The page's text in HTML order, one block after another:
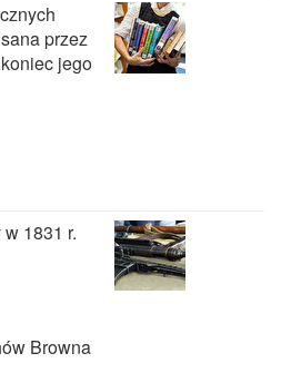
przez
jego
1831 r.
Browna